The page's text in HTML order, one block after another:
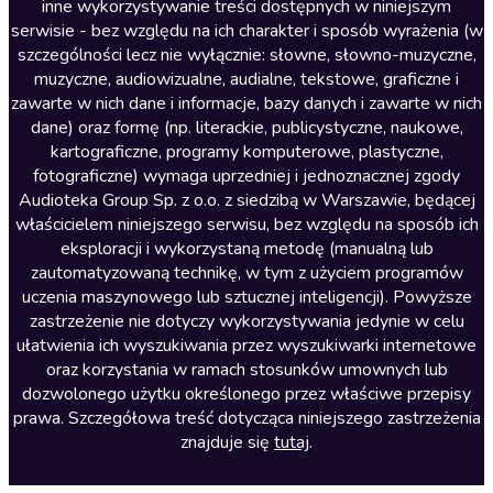
Literatura faktu
Literatura obyczajowa
Literatura piękna obca
Literatura piękna polska
Nagrania relaksacyjne
Nauka języków
Nauki humanistyczne
Podcasty i audycje
Polityka
Prasa
Religia
Romans
inne wykorzystywanie treści dostępnych w niniejszym
serwisie - bez względu na ich charakter i sposób wyrażenia (w
szczególności lecz nie wyłącznie: słowne, słowno-muzyczne,
muzyczne, audiowizualne, audialne, tekstowe, graficzne i
zawarte w nich dane i informacje, bazy danych i zawarte w nich
dane) oraz formę (np. literackie, publicystyczne, naukowe,
kartograficzne, programy komputerowe, plastyczne,
fotograficzne) wymaga uprzedniej i jednoznacznej zgody
Audioteka Group Sp. z o.o. z siedzibą w Warszawie, będącej
właścicielem niniejszego serwisu, bez względu na sposób ich
eksploracji i wykorzystaną metodę (manualną lub
zautomatyzowaną technikę, w tym z użyciem programów
uczenia maszynowego lub sztucznej inteligencji). Powyższe
zastrzeżenie nie dotyczy wykorzystywania jedynie w celu
ułatwienia ich wyszukiwania przez wyszukiwarki internetowe
oraz korzystania w ramach stosunków umownych lub
dozwolonego użytku określonego przez właściwe przepisy
prawa. Szczegółowa treść dotycząca niniejszego zastrzeżenia
znajduje się tutaj.